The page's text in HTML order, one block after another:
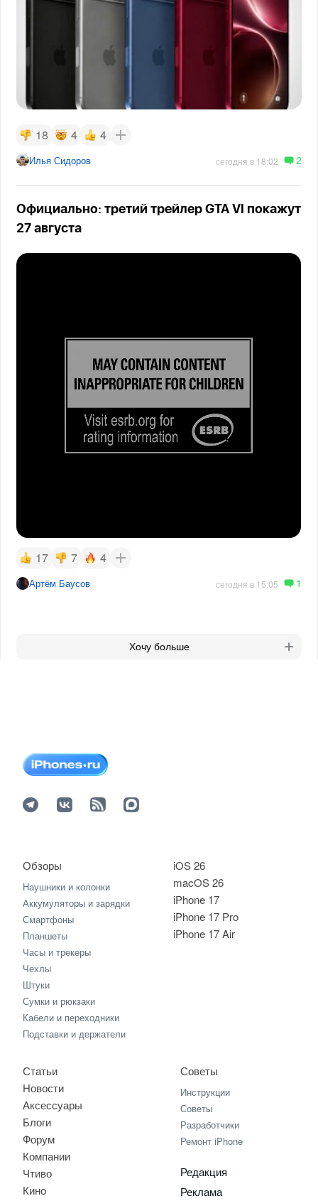
18 4 4
Илья Сидоров сегодня в 18:02 2
Официально: третий трейлер GTA VI покажут
27 августа
17 7 4
Артём Баусов сегодня в 15:05 1
Хочу больше
iOS 26
macOS 26
iPhone 17
iPhone 17 Pro
iPhone 17 Air
Обзоры
Наушники и колонки
Аккумуляторы и зарядки
Смартфоны
Планшеты
Часы и трекеры
Чехлы
Штуки
Сумки и рюкзаки
Кабели и переходники
Подставки и держатели
Статьи
Новости
Аксессуары
Блоги
Форум
Компании
Чтиво
Кино
Советы
Инструкции
Советы
Разработчики
Ремонт iPhone
Редакция
Реклама